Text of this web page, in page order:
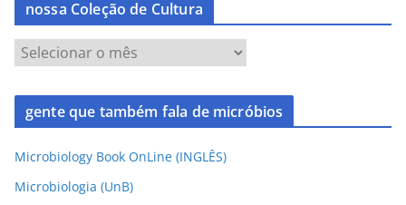
nossa Coleção de Cultura
gente que também fala de micróbios
Microbiology Book OnLine (INGLÊS)
Microbiologia (UnB)